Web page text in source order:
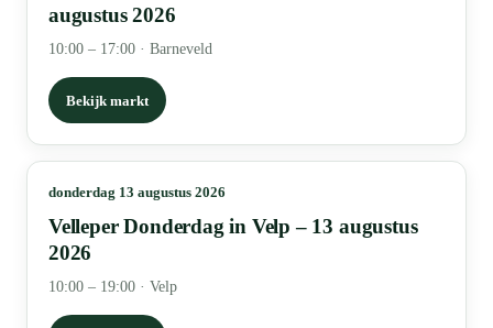
augustus 2026
10:00 – 17:00 · Barneveld
Bekijk markt
donderdag 13 augustus 2026
Velleper Donderdag in Velp – 13 augustus
2026
10:00 – 19:00 · Velp